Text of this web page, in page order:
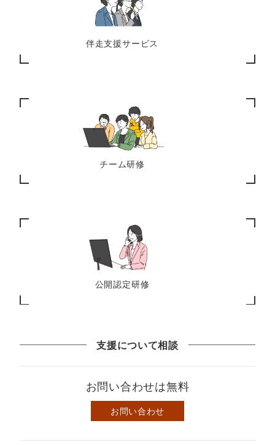
伴走支援サービス
チーム研修
公開認定研修
支援について相談
お問い合わせは無料
お問い合わせ